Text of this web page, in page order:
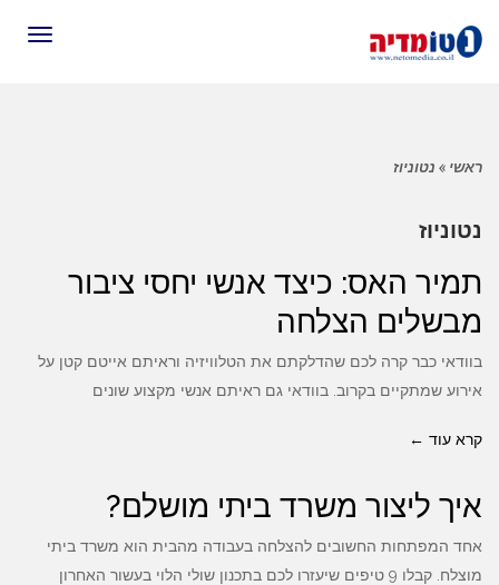
ראשי » נטוניוז
נטוניוז
תמיר האס: כיצד אנשי יחסי ציבור
מבשלים הצלחה
בוודאי כבר קרה לכם שהדלקתם את הטלוויזיה וראיתם אייטם קטן על
אירוע שמתקיים בקרוב. בוודאי גם ראיתם אנשי מקצוע שונים
קרא עוד ←
איך ליצור משרד ביתי מושלם?
אחד המפתחות החשובים להצלחה בעבודה מהבית הוא משרד ביתי
מוצלח. קבלו 9 טיפים שיעזרו לכם בתכנון שולי הלוי בעשור האחרון